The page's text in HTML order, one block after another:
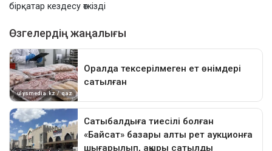
бірқатар кездесу өткізді